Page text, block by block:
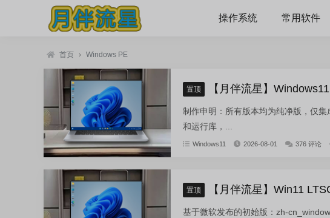
操作系统 常用软件
首页 › Windows PE
置顶 【月伴流星】
制作申明：所有版本均为纯净版，仅
和运行库，...
Windows11 2026-08-01 376 评论
置顶 【月伴流星】Win11
基于微软发布的初始版：zh-